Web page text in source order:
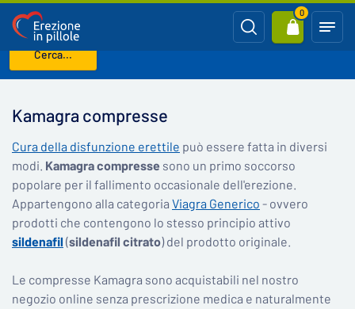
Cerca...
0
Benvenuto Kamagra compresse
Kamagra compresse
Cura della disfunzione erettile può essere fatta in diversi
modi. Kamagra compresse sono un primo soccorso
popolare per il fallimento occasionale dell'erezione.
Appartengono alla categoria Viagra Generico - ovvero
prodotti che contengono lo stesso principio attivo
sildenafil (sildenafil citrato) del prodotto originale.
Le compresse Kamagra sono acquistabili nel nostro
negozio online senza prescrizione medica e naturalmente